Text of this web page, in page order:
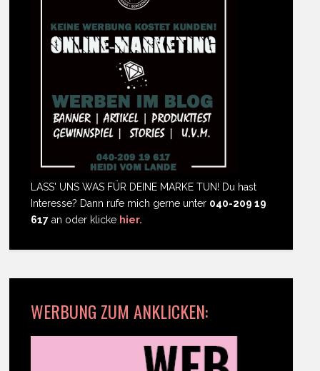
LASS' UNS WAS FÜR DEINE MARKE TUN! Du hast
Interesse? Dann rufe mich gerne unter 040-209 19
617 an oder klicke hier.
WERBUNG ZUM ANKLICKEN: